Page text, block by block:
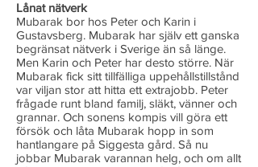
Lånat nätverk
Mubarak bor hos Peter och Karin i
Gustavsberg. Mubarak har själv ett ganska
begränsat nätverk i Sverige än så länge.
Men Karin och Peter har desto större. När
Mubarak fick sitt tillfälliga uppehållstillstånd
var viljan stor att hitta ett extrajobb. Peter
frågade runt bland familj, släkt, vänner och
grannar. Och sonens kompis vill göra ett
försök och låta Mubarak hopp in som
hantlangare på Siggesta gård. Så nu
jobbar Mubarak varannan helg, och om allt